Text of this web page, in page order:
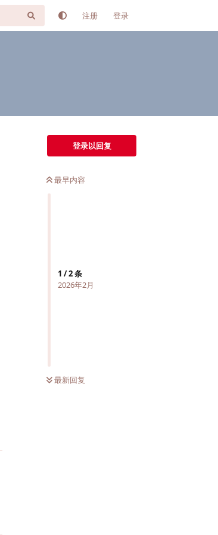
注册 登录
登录以回复
最早内容
1 /2条
2026年2月
最新回复